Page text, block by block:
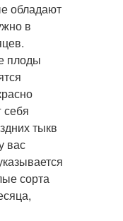
обладают
в
плоды
себя
тыкв
вас
сорта